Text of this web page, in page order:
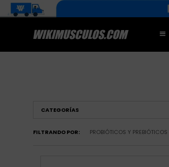
CATEGORÍAS
FILTRANDO POR: PROBIÓTICOS Y PREBIÓTICOS